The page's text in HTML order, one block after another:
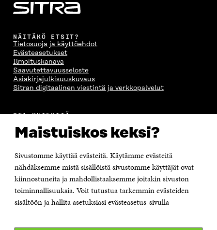
Maistuiskos keksi?
Sivustomme käyttää evästeitä. Käytämme evästeitä
nähdäksemme mistä sisällöistä sivustomme käyttäjät ovat
kiinnostuneita ja mahdollistaaksemme joitakin sivuston
toiminnallisuuksia. Voit tutustua tarkemmin evästeiden
sisältöön ja hallita asetuksiasi evästeasetus-sivulla
NÄITÄKÖ ETSIT?
Tietosuoja ja käyttöehdot
Evästeasetukset
Ilmoituskanava
Saavutettavuusseloste
Asiakirjajulkisuuskuvaus
Sitran digitaalinen viestintä ja verkkopalvelut
OTA YHTEYTTÄ
Itämerenkatu 11-13, PL 160,
00181 Helsinki
Puhelin +358 294 618 991
Sähköpostiosoite
Saapumisohjeet
Y-tunnus 0202132-3